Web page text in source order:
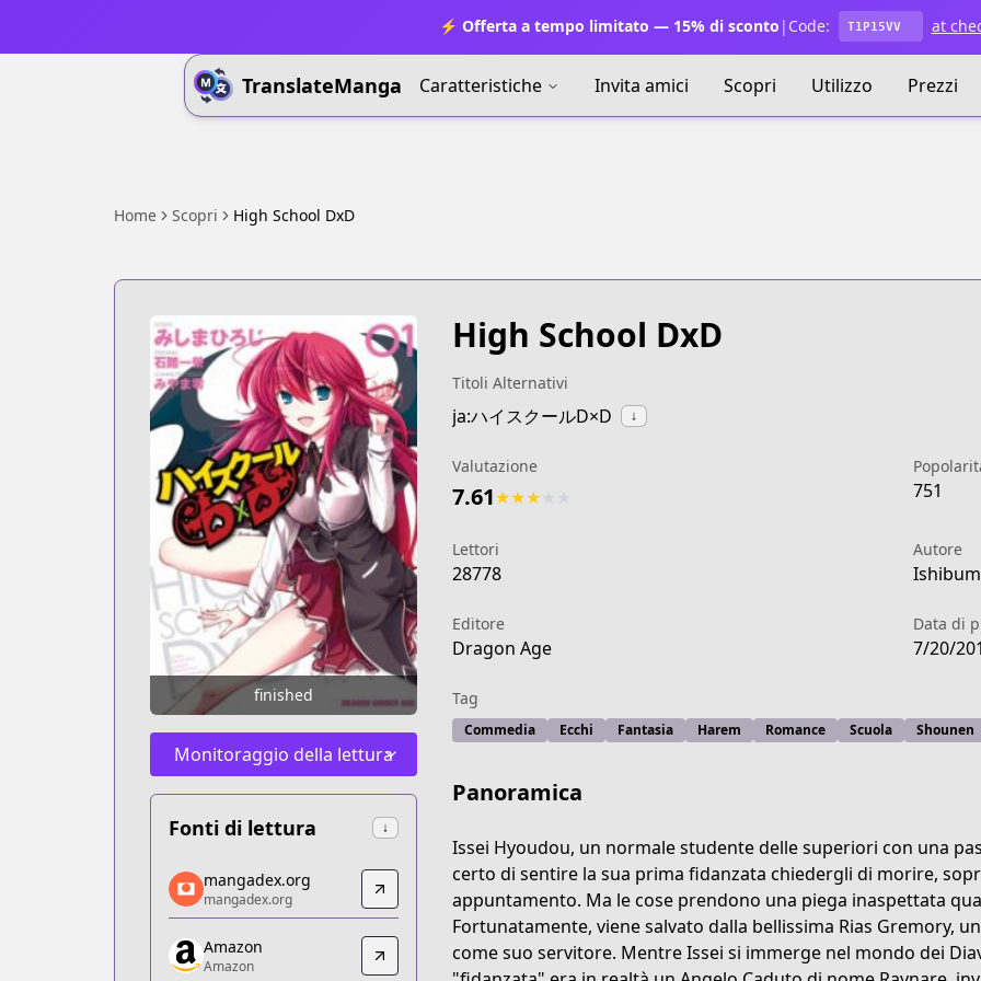
⚡ Offerta a tempo limitato — 15% di sconto | Code: T1P15VV at
TranslateManga Caratteristiche Invita amici Scopri Utilizzo Prezzi
Home Scopri High School DxD
finished
Monitoraggio della lettura
Fonti di lettura ↓
mangadex.org
mangadex.org
https://mangadex.org/title/9c5d8dd6-4dce-4f07-ab4e-4f7dfb85b784
Amazon
mangadex.org
mangadex.org
Amazon
Amazon
High School DxD
Titoli Alternativi
ja:ハイスクールD×D ↓
Valutazione
7.61★★★ 751
Lettori
28778
Autore
Editore
Dragon Age
Data di
7/20/
Tag
Commedia Ecchi Fantasia Harem Romance Scuola Shounen
Panoramica
Issei Hyoudou, un normale studente delle superiori con una
certo di sentire la sua prima fidanzata chiedergli di morire,
appuntamento. Ma le cose prendono una piega inaspettata
Fortunatamente, viene salvato dalla bellissima Rias Gremory,
come suo servitore. Mentre Issei si immerge nel mondo dei